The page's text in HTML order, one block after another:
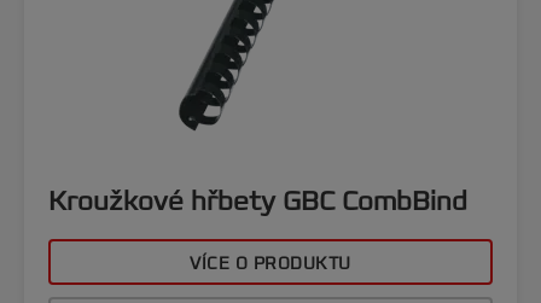
Kroužkové hřbety GBC CombBind
VÍCE O PRODUKTU